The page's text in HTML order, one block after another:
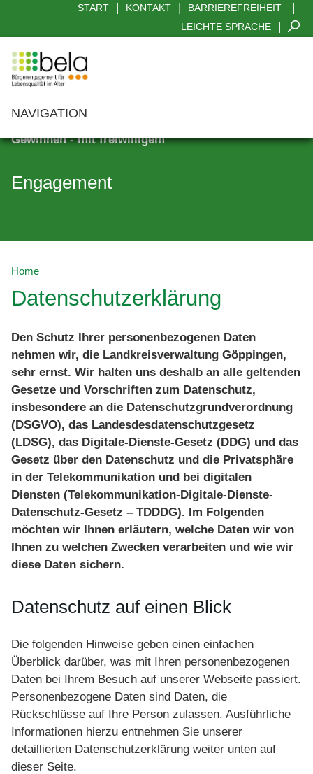
START | KONTAKT | BARRIEREFREIHEIT |
LEICHTE SPRACHE |
NAVIGATION
Aktuelles
Angebote
Interviews
Fortbildungen
Angebote 2024/25
Einblicke
Über BELA
Was ist BELA
Kontaktpersonen
Partner
Kontakt
Gewinnen - mit freiwilligem
Engagement
Home
Datenschutzerklärung
Den Schutz Ihrer personenbezogenen Daten
nehmen wir, die Landkreisverwaltung Göppingen,
sehr ernst. Wir halten uns deshalb an alle geltenden
Gesetze und Vorschriften zum Datenschutz,
insbesondere an die Datenschutzgrundverordnung
(DSGVO), das Landesdesdatenschutzgesetz
(LDSG), das Digitale-Dienste-Gesetz (DDG) und das
Gesetz über den Datenschutz und die Privatsphäre
in der Telekommunikation und bei digitalen
Diensten (Telekommunikation-Digitale-Dienste-
Datenschutz-Gesetz – TDDDG). Im Folgenden
möchten wir Ihnen erläutern, welche Daten wir von
Ihnen zu welchen Zwecken verarbeiten und wie wir
diese Daten sichern.
Datenschutz auf einen Blick
Die folgenden Hinweise geben einen einfachen
Überblick darüber, was mit Ihren personenbezogenen
Daten bei Ihrem Besuch auf unserer Webseite passiert.
Personenbezogene Daten sind Daten, die
Rückschlüsse auf Ihre Person zulassen. Ausführliche
Informationen hierzu entnehmen Sie unserer
detaillierten Datenschutzerklärung weiter unten auf
dieser Seite.